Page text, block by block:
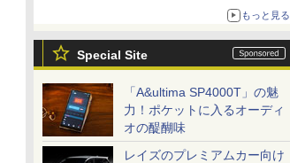
もっと見る
Special Site
「A&ultima SP4000T」の魅
力！ポケットに入るオーディ
オの醍醐味
レイズのプレミアムカー向け